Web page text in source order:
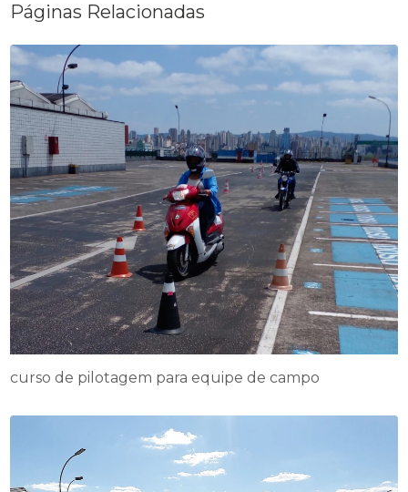
Páginas Relacionadas
curso de pilotagem para equipe de campo